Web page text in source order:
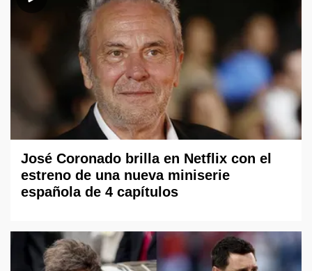
José Coronado brilla en Netflix con el
estreno de una nueva miniserie
española de 4 capítulos